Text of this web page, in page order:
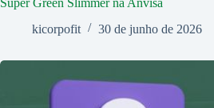
Super Green Slimmer na Anvisa
kicorpofit
30 de junho de 2026